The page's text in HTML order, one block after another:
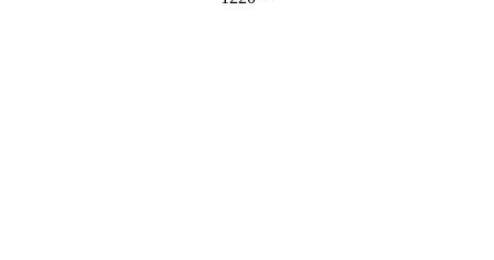
(EB-8138)